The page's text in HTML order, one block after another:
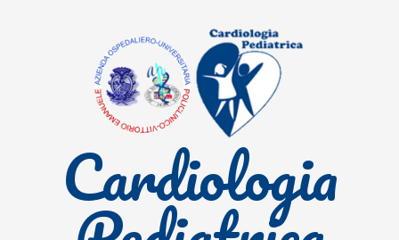
Cardiologia